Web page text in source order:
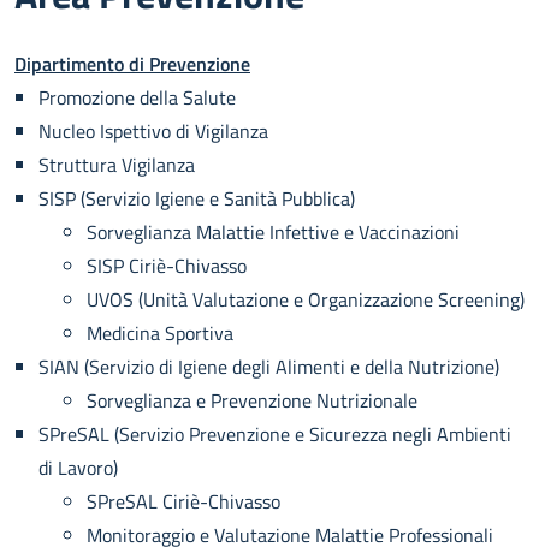
Dipartimento di Prevenzione
Promozione della Salute
Nucleo Ispettivo di Vigilanza
Struttura Vigilanza
SISP (Servizio Igiene e Sanità Pubblica)
Sorveglianza Malattie Infettive e Vaccinazioni
SISP Ciriè-Chivasso
UVOS (Unità Valutazione e Organizzazione Screening)
Medicina Sportiva
SIAN (Servizio di Igiene degli Alimenti e della Nutrizione)
Sorveglianza e Prevenzione Nutrizionale
SPreSAL (Servizio Prevenzione e Sicurezza negli Ambienti
di Lavoro)
SPreSAL Ciriè-Chivasso
Monitoraggio e Valutazione Malattie Professionali